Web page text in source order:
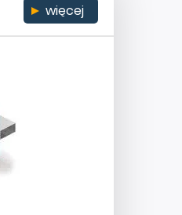
więcej